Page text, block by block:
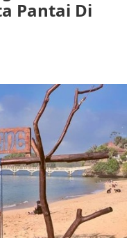
Pantai Di